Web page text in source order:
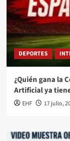
DEPORTES
¿Quién gana la
Artificial ya
EHF 17 julio,